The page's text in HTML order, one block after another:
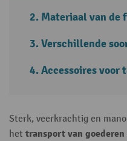
Materiaal van de
Verschillende
Accessoires voor
Sterk, veerkrachtig en
het transport van